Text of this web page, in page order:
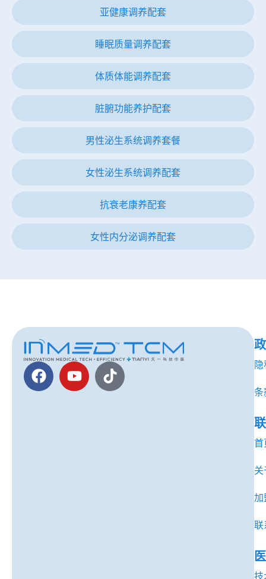
亚健康调养配套
睡眠质量调养配套
体质体能调养配套
脏腑功能养护配套
男性泌生系统调养套餐
女性泌生系统调养配套
抗衰老康养配套
女性内分泌调养配套
条
首
加
联
技